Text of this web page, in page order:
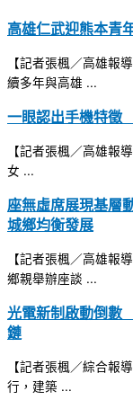
高雄仁武迎熊本青
【記者張楓／高雄報
續多年與高雄 ...
一眼認出手機特徵
【記者張楓／高雄報
女 ...
座無虛席展現基
城鄉均衡發展
【記者張楓／高雄報
鄉親舉辦座談 ...
光電新制啟動倒數
鏈
【記者張楓／綜合報
行，建築 ...